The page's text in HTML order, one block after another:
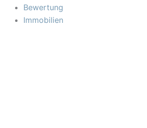
Bewertung
Immobilien